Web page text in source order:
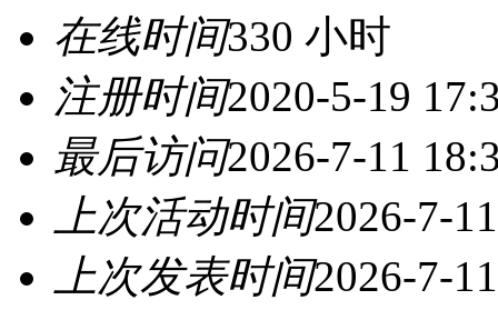
在线时间330 小时
注册时间2020-5-19
最后访问2026-7-11
上次活动时间2026-7-
上次发表时间2026-7-